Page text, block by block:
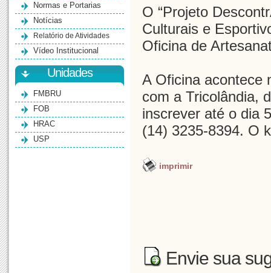
Normas e Portarias
Notícias
Relatório de Atividades
Vídeo Institucional
Unidades
FMBRU
FOB
HRAC
USP
O “Projeto
Culturais e
Oficina de
A Oficina acontece
com a Tricolândia,
inscrever até o dia
(14) 3235-8394. O
imprimir
Envie sua